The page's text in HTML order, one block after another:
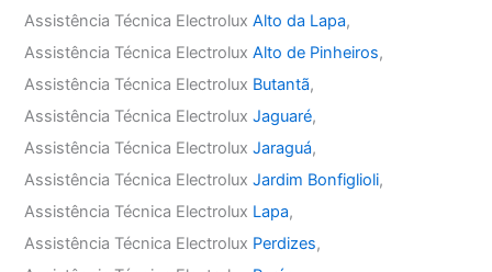
Assistência Técnica ElectroluxAlto da Lapa,
Assistência Técnica ElectroluxAlto de Pinheiros,
Assistência Técnica Electrolux Butantã,
Assistência Técnica ElectroluxJaguaré,
Assistência Técnica ElectroluxJaraguá,
Assistência Técnica ElectroluxJardim Bonfiglioli,
Assistência Técnica Electrolux Lapa,
Assistência Técnica Electrolux Perdizes,